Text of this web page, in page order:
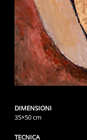
DIMENSIONI
35×50 cm
TECNICA